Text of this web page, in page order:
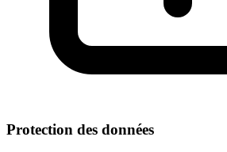
Protection des données